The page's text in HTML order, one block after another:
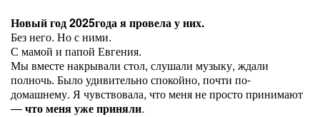
Новый год 2025года я провела у них.
Без него. Но с ними.
С мамой и папой Евгения.
Мы вместе накрывали стол, слушали музыку, ждали
полночь. Было удивительно спокойно, почти по-
домашнему. Я чувствовала, что меня не просто принимают
—что меня уже приняли.